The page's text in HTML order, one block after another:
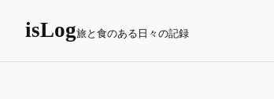
isLog旅と食のある日々の記録